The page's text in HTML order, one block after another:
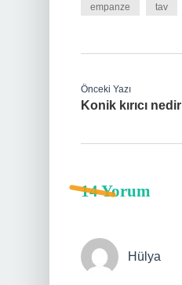
empanze tav
Önceki Yazı
Konik kırıcı nedir
14 Yorum
Hülya